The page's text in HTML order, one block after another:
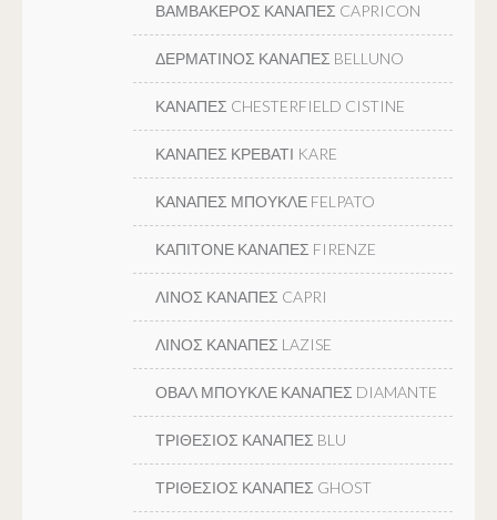
ΒΑΜΒΑΚΕΡΟΣ ΚΑΝΑΠΕΣ CAPRICON
ΔΕΡΜΑΤΙΝΟΣ ΚΑΝΑΠΕΣ BELLUNO
ΚΑΝΑΠΕΣ CHESTERFIELD CISTINE
ΚΑΝΑΠΕΣ ΚΡΕΒΑΤΙ KARE
ΚΑΝΑΠΕΣ ΜΠΟΥΚΛΕ FELPATO
ΚΑΠΙΤΟΝΕ ΚΑΝΑΠΕΣ FIRENZE
ΛΙΝΟΣ ΚΑΝΑΠΕΣ CAPRI
ΛΙΝΟΣ ΚΑΝΑΠΕΣ LAZISE
ΟΒΑΛ ΜΠΟΥΚΛΕ ΚΑΝΑΠΕΣ DIAMANTE
ΤΡΙΘΕΣΙΟΣ ΚΑΝΑΠΕΣ BLU
ΤΡΙΘΕΣΙΟΣ ΚΑΝΑΠΕΣ GHOST